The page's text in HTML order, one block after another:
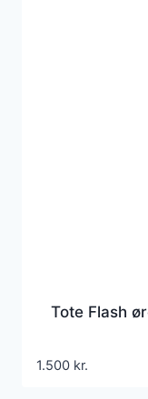
Tote Flash
1.500 kr.